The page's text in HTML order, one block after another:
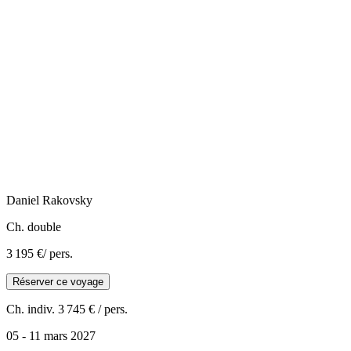
Daniel Rakovsky
Ch. double
3 195 €/ pers.
Réserver ce voyage
Ch. indiv. 3 745 € / pers.
05 - 11 mars 2027